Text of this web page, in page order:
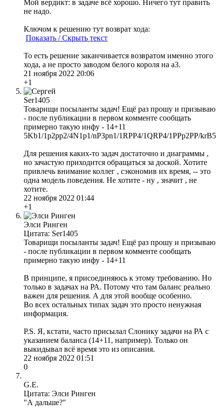
Мой вердикт: в задаче всё хорошо. Ничего тут править
не надо.
Ключом к решению тут возврат хода:
Показать / Скрыть текст
То есть решение заканчивается возвратом именно этого
хода, а не просто заводом белого короля на а3.
21 ноября 2022 20:06
+1
Ser1405
Товарищи посыланты задач! Ещё раз прошу и призываю
- после публикации в первом комменте сообщать
примерно такую инфу - 14+11
5Kb1/1p2pp2/4N1p1/nP3pn1/1RPP4/1QRP4/1PPp2PP/krB5
Для решения каких-то задач достаточно и диаграммы ,
но зачастую приходится обращаться за доской. Хотите
привлечь внимание коллег , сэкономив их время, -- это
одна модель поведения. Не хотите - ну , значит , не
хотите.
22 ноября 2022 01:44
+1
Элси Ринген
Цитата: Ser1405
Товарищи посыланты задач! Ещё раз прошу и призываю
- после публикации в первом комменте сообщать
примерно такую инфу - 14+11
В принципе, я присоединяюсь к этому требованию. Но
только в задачах на РА. Потому что там баланс реально
важен для решения. А для этой вообще особенно.
Во всех остальных типах задач это просто ненужная
информация.
P.S. Я, кстати, часто присылал Слонику задачи на РА с
указанием баланса (14+11, например). Только он
выкидывал всё время это из описания.
22 ноября 2022 01:51
0
G.E.
Цитата: Элси Ринген
"А дальше?"